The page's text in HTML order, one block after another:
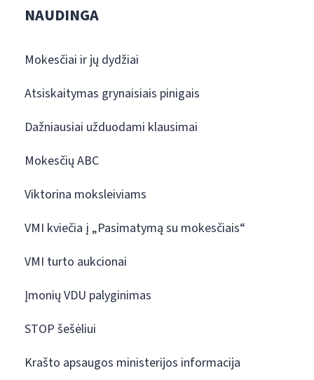
NAUDINGA
Mokesčiai ir jų dydžiai
Atsiskaitymas grynaisiais pinigais
Dažniausiai užduodami klausimai
Mokesčių ABC
Viktorina moksleiviams
VMI kviečia į „Pasimatymą su mokesčiais“
VMI turto aukcionai
Įmonių VDU palyginimas
STOP šešėliui
Krašto apsaugos ministerijos informacija